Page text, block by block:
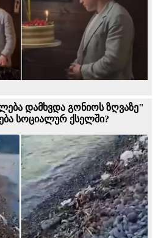
დამხვდა გონიოს ზღვაზე"
სოციალურ ქსელში?